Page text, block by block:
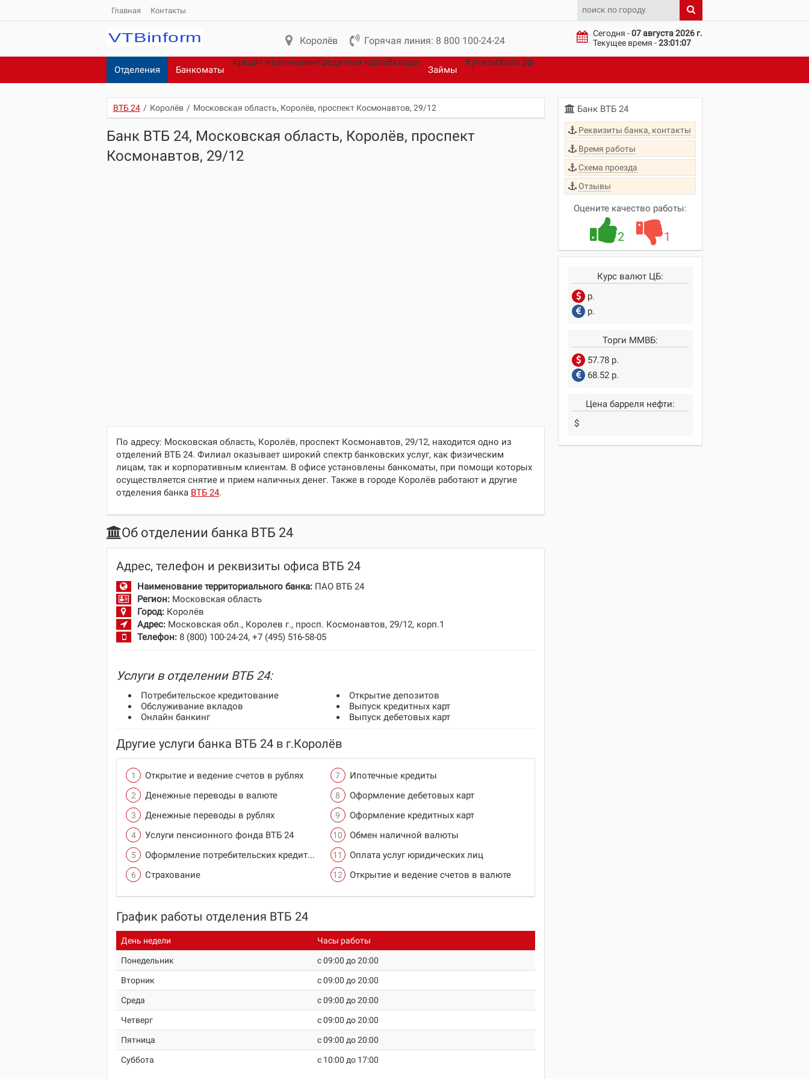
Главная Контакты
Королёв Горячая линия: 8 800 100-24-24
Сегодня -07 августа 2026 г.
Текущее время -23:01:08
Отделения Банкоматы
Кредит наличнымиКредитная картаВклады
Займы
КупитьОсаго.рф
ВТБ 24 / Королёв / Московская область, Королёв, проспект Космонавтов, 29/12
Банк ВТБ 24, Московская область, Королёв, проспект
Космонавтов, 29/12
По адресу: Московская область, Королёв, проспект Космонавтов, 29/12, находится одно из
отделений ВТБ 24. Филиал оказывает широкий спектр банковских услуг, как физическим
лицам, так и корпоративным клиентам. В офисе установлены банкоматы, при помощи которых
осуществляется снятие и прием наличных денег. Также в городе Королёв работают и другие
отделения банка ВТБ 24.
Об отделении банка ВТБ 24
Адрес, телефон и реквизиты офиса ВТБ 24
Наименование территориального банка: ПАО ВТБ 24
Регион: Московская область
Город: Королёв
Адрес: Московская обл., Королев г., просп. Космонавтов, 29/12, корп.1
Телефон: 8 (800) 100-24-24, +7 (495) 516-58-05
Услуги в отделении ВТБ 24:
Потребительское кредитование
Обслуживание вкладов
Онлайн банкинг
Открытие депозитов
Выпуск кредитных карт
Выпуск дебетовых карт
Другие услуги банка ВТБ 24 в г.Королёв
Открытие и ведение счетов в рублях
Денежные переводы в валюте
Денежные переводы в рублях
Услуги пенсионного фонда ВТБ 24
Оформление потребительских кредитов
Страхование
Ипотечные кредиты
Оформление дебетовых карт
Оформление кредитных карт
Обмен наличной валюты
Оплата услуг юридических лиц
Открытие и ведение счетов в валюте
График работы отделения ВТБ 24
День недели Часы работы
Понедельник c 09:00 до 20:00
Вторник c 09:00 до 20:00
Среда c 09:00 до 20:00
Четверг c 09:00 до 20:00
Пятница c 09:00 до 20:00
Суббота c 10:00 до 17:00
Банк ВТБ 24
Реквизиты банка, контакты
Время работы
Схема проезда
Отзывы
Оцените качество работы:
2 1
Курс валют ЦБ:
р.
р.
Торги ММВБ:
57.78 р.
68.52 р.
Цена барреля нефти:
$